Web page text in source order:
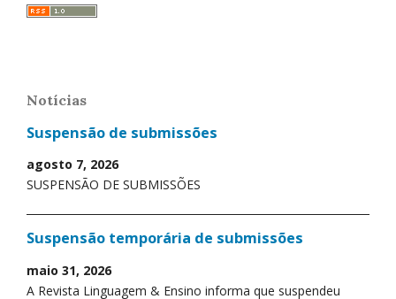
Notícias
Suspensão de submissões
agosto 7, 2026
SUSPENSÃO DE SUBMISSÕES
Suspensão temporária de submissões
maio 31, 2026
A Revista Linguagem & Ensino informa que suspendeu